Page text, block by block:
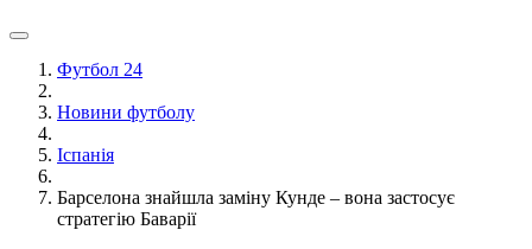
Футбол 24
Новини футболу
Іспанія
Барселона знайшла заміну Кунде – вона застосує
стратегію Баварії